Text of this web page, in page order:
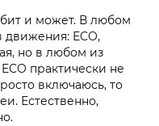
и может. В любом
ECO,
но в любом из
практически не
включаюсь, то
Естественно,